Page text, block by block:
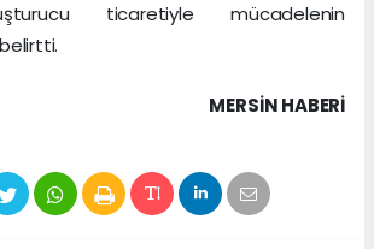
ticaretiyle mücadelenin
MERSIN HABERİ